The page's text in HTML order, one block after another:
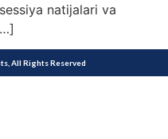
natijalari va
All Rights Reserved